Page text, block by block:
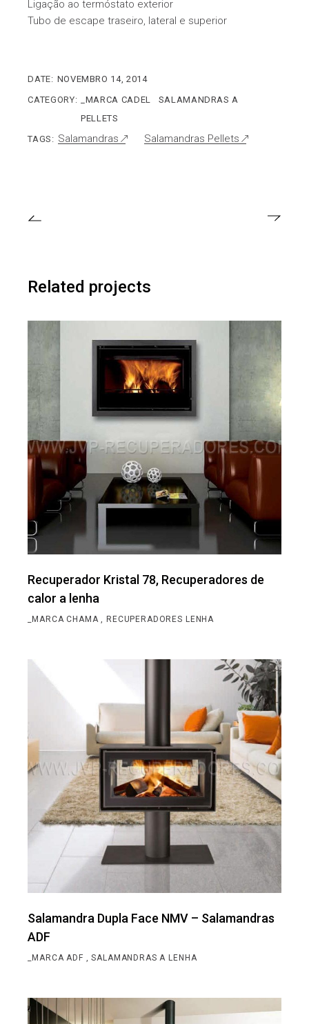
Ligação ao termóstato exterior
Tubo de escape traseiro, lateral e superior
DATE: NOVEMBRO 14, 2014
CATEGORY:
_MARCA CADEL
SALAMANDRAS A
PELLETS
TAGS: Salamandras Salamandras Pellets
Related projects
Recuperador Kristal 78, Recuperadores de
calor a lenha
_MARCA CHAMA RECUPERADORES LENHA
Salamandra Dupla Face NMV – Salamandras
ADF
_MARCA ADF SALAMANDRAS A LENHA